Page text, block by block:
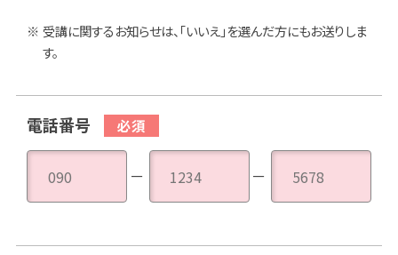
受講に関するお知らせは、「いいえ」を選んだ方にもお送りしま
す。
電話番号
－ －